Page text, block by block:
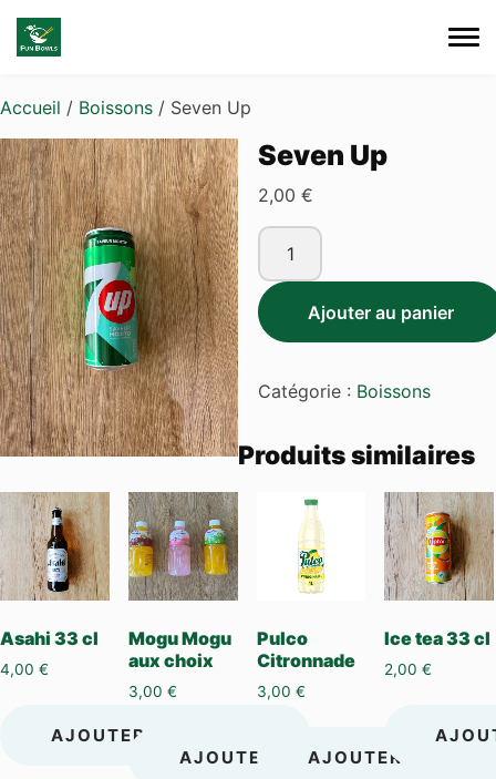
Skip to main content
Accueil / Boissons / Seven Up
Seven Up
2,00 €
quantité
Seven
Up
Ajouter au panier
Catégorie : Boissons
Produits similaires
Asahi 33 cl
4,00 €
AJOUTER AU PANIER
Mogu Mogu
aux choix
3,00 €
AJOUTER AU PANIER
Pulco
Citronnade
3,00 €
AJOUTER AU
Ice tea 33 cl
2,00€